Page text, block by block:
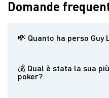
Domande
💸 Quanto ha perso
💰 Qual è stata la sua
poker?